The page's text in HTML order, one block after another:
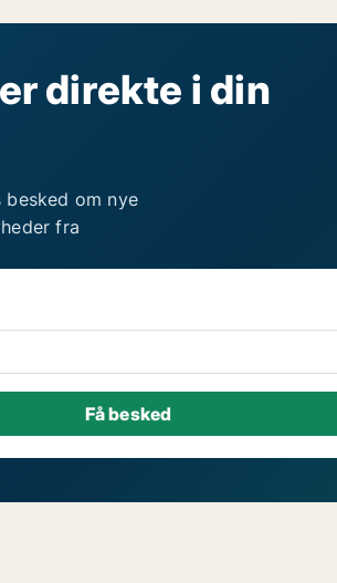
direkte i din
om nye
fra